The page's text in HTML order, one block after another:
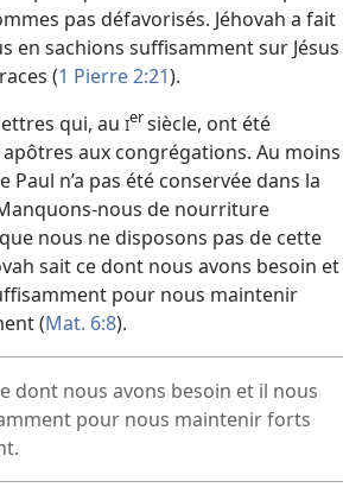
pas défavorisés. Jéhovah a fait
en sachions suffisamment sur Jésus
(1 Pierre 2:21).
qui, au Iersiècle, ont été
aux congrégations. Au moins
Paul n’a pas été conservée dans la
nous de nourriture
nous ne disposons pas de cette
sait ce dont nous avons besoin et
pour nous maintenir
(Mat. 6:8).
dont nous avons besoin et il nous
pour nous maintenir forts